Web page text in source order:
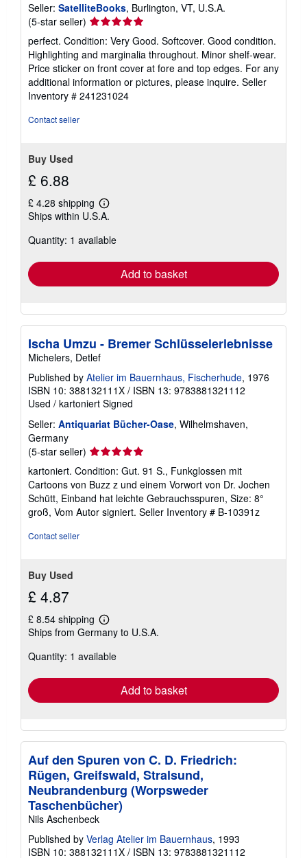
Seller: SatelliteBooks, Burlington, VT, U.S.A.
(5-star seller) Seller
rating
5
out
of
5
stars
perfect. Condition: Very Good. Softcover. Good condition.
Highlighting and marginalia throughout. Minor shelf-wear.
Price sticker on front cover at fore and top edges. For any
additional information or pictures, please inquire. Seller
Inventory # 241231024
Contact seller
Buy Used
£ 6.88
£ 4.28 shipping
Learn
more
shipping
Ships within U.S.A.
Quantity: 1 available
Add to basket
Ischa Umzu - Bremer Schlüsselerlebnisse
Michelers, Detlef
Published by Atelier im Bauernhaus, Fischerhude, 1976
ISBN 10: 388132111X / ISBN 13: 9783881321112
Used / kartoniert Signed
Seller: Antiquariat Bücher-Oase, Wilhelmshaven,
Germany
(5-star seller) Seller
rating
5
out
of
5
kartoniert. Condition: Gut. 91 S., Funkglossen mit
Cartoons von Buzz z und einem Vorwort von Dr. Jochen
Schütt, Einband hat leichte Gebrauchsspuren, Size: 8°
groß, Vom Autor signiert. Seller Inventory # B-10391z
Contact seller
Buy Used
£ 4.87
£ 8.54 shipping
Learn
more
shipping
Ships from Germany to U.S.A.
Quantity: 1 available
Add to basket
Auf den Spuren von C. D. Friedrich:
Rügen, Greifswald, Stralsund,
Neubrandenburg (Worpsweder
Taschenbücher)
Nils Aschenbeck
Published by Verlag Atelier im Bauernhaus, 1993
ISBN 10: 388132111X / ISBN 13: 9783881321112